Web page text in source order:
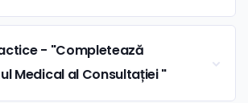
- "Completează
Medical al Consultației "